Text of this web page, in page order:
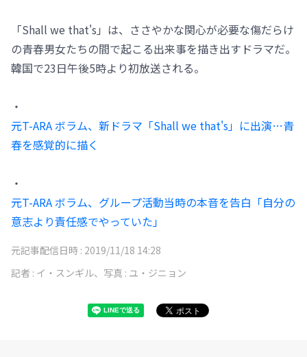
「Shall we that's」は、ささやかな関心が必要な傷だらけ
の青春男女たちの間で起こる出来事を描き出すドラマだ。
韓国で23日午後5時より初放送される。
・
元T-ARA ボラム、新ドラマ「Shall we that's」に出演…青
春を感覚的に描く
・
元T-ARA ボラム、グループ活動当時の本音を告白「自分の
意志より責任感でやっていた」
元記事配信日時 : 2019/11/18 14:28
記者 : イ・スンギル、写真 : ユ・ジニョン